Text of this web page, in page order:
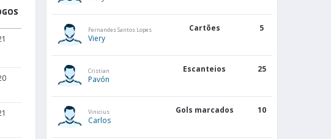
GOLS
SOFRIDOS
SALDO
16
18
19
Fernandes Santos Lopes
Viery
Cartões 5
Cristian
Pavón
Escanteios 25
Vinicius
Carlos
Gols marcados 10